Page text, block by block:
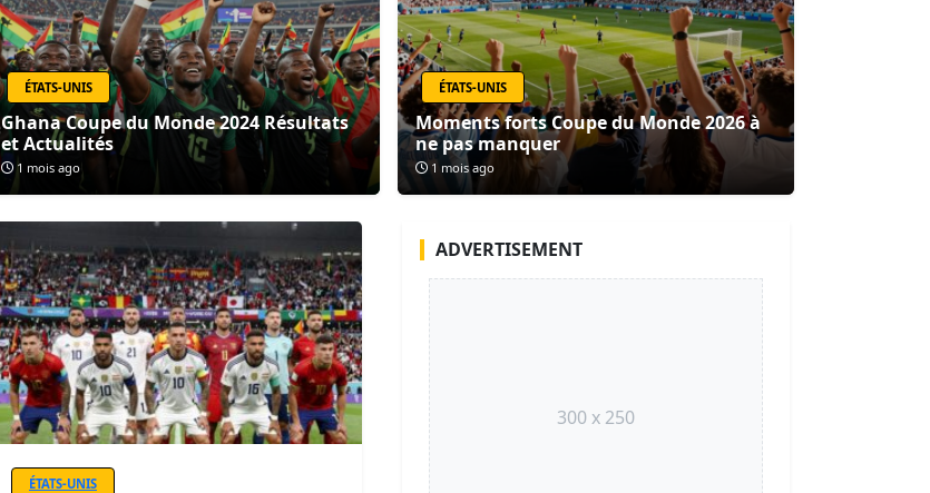
ÉTATS-UNIS
Ghana Coupe du Monde 2024 Résultats
et Actualités
1 mois ago
ÉTATS-UNIS
Moments forts Coupe du Monde 2026 à
ne pas manquer
1 mois ago
ÉTATS-UNIS
ADVERTISEMENT
300 x 250